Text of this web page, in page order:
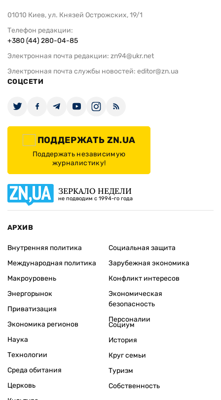
01010 Киев, ул. Князей Острожских, 19/1
Телефон редакции:
+380 (44) 280-04-85
Электронная почта редакции: zn94@ukr.net
Электронная почта службы новостей: editor@zn.ua
СОЦСЕТИ
ПОДДЕРЖАТЬ ZN.UA
Поддержать независимую
журналистику!
ЗЕРКАЛО НЕДЕЛИ
не подводим с 1994-го года
АРХИВ
Внутренняя политика
Международная политика
Макроуровень
Энергорынок
Приватизация
Экономика регионов
Социальная защита
Зарубежная экономика
Конфликт интересов
Экономическая
безопасность
Персоналии
Наука
Технологии
Среда обитания
Церковь
Социум
История
Круг семьи
Туризм
Собственность